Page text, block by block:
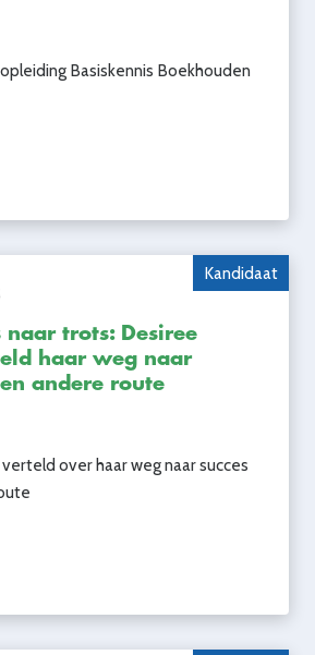
Basiskennis Boekhouden
Kandidaat
trots: Desiree
haar weg naar
andere route
over haar weg naar succes